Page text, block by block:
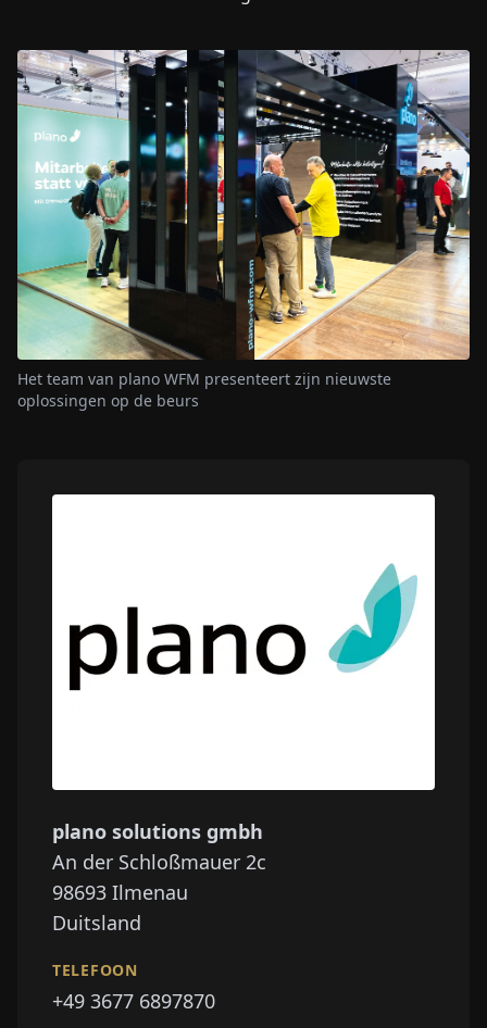
Het team van plano WFM presenteert zijn nieuwste
oplossingen op de beurs
plano solutions gmbh
An der Schloßmauer 2c
98693 Ilmenau
Duitsland
TELEFOON
+49 3677 6897870